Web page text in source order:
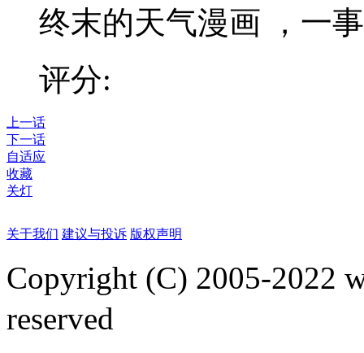
终末的天气漫画 ，一
评分:
上一话
下一话
自适应
收藏
关灯
关于我们 建议与投诉 版权声明
Copyright (C) 2005-2022
reserved